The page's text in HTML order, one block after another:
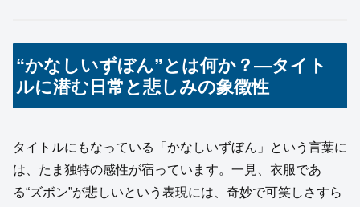
“かなしいずぼん”とは何か？―タイト
ルに潜む日常と悲しみの象徴性
タイトルにもなっている「かなしいずぼん」という言葉に
は、たま独特の感性が宿っています。一見、衣服であ
る“ズボン”が悲しいという表現には、奇妙で可笑しさすら